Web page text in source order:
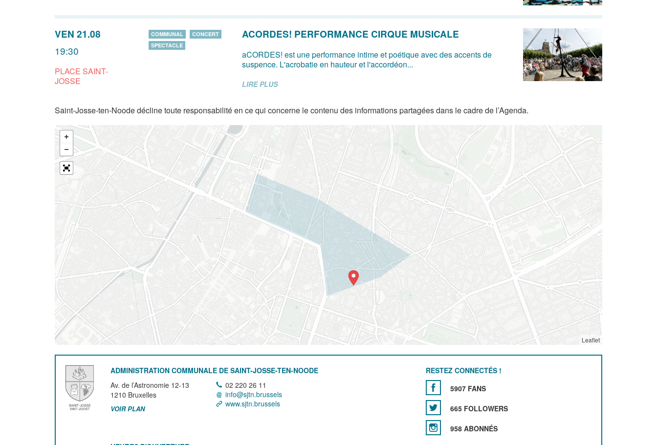
VEN 21.08
19:30
PLACE SAINT-
JOSSE
COMMUNAL
CONCERT
SPECTACLE
ACORDES! PERFORMANCE CIRQUE MUSICALE
aCORDES! est une performance intime et poétique avec des accents de
suspence. L'acrobatie en hauteur et l'accordéon...
LIRE PLUS
Saint-Josse-ten-Noode décline toute responsabilité en ce qui concerne le contenu des informations partagées dans le cadre de l’Agenda.
Leaflet
ADMINISTRATION COMMUNALE DE SAINT-JOSSE-TEN-NOODE
Av. de l’Astronomie 12-13
1210 Bruxelles
VOIR PLAN
02 220 26 11
info@sjtn.brussels
www.sjtn.brussels
RESTEZ CONNECTÉS !
5907 FANS
665 FOLLOWERS
958 ABONNÉS